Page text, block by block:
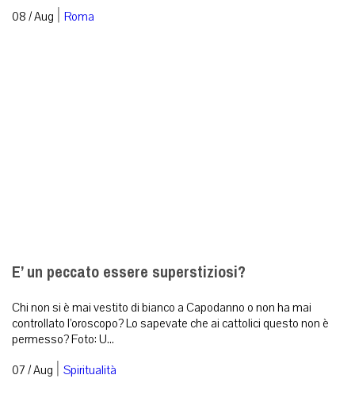
08 / Aug | Roma
E’ un peccato essere superstiziosi?
Chi non si è mai vestito di bianco a Capodanno o non ha mai
controllato l’oroscopo? Lo sapevate che ai cattolici questo non è
permesso? Foto: U...
07 / Aug | Spiritualità